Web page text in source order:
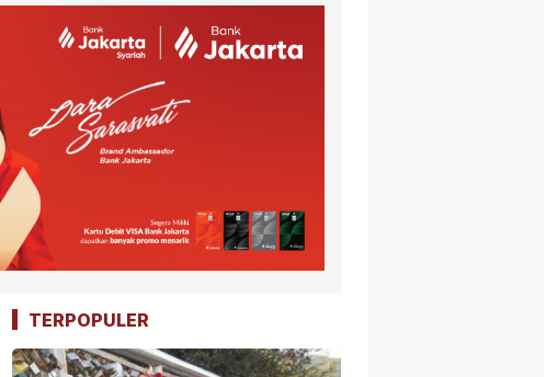
TERPOPULER